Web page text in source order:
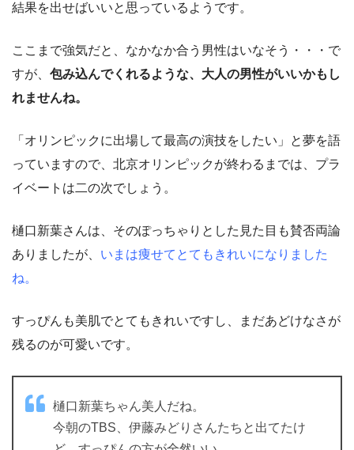
結果を出せばいいと思っているようです。
ここまで強気だと、なかなか合う男性はいなそう・・・で
すが、 包み込んでくれるような、大人の男性がいいかもし
れませんね。
「オリンピックに出場して最高の演技をしたい」と夢を語
っていますので、北京オリンピックが終わるまでは、プラ
イベートは二の次でしょう。
樋口新葉さんは、そのぽっちゃりとした見た目も賛否両論
ありましたが、 いまは痩せてとてもきれいになりました
ね。
すっぴんも美肌でとてもきれいですし、まだあどけなさが
残るのが可愛いです。
樋口新葉ちゃん美人だね。
今朝のTBS、伊藤みどりさんたちと出てたけ